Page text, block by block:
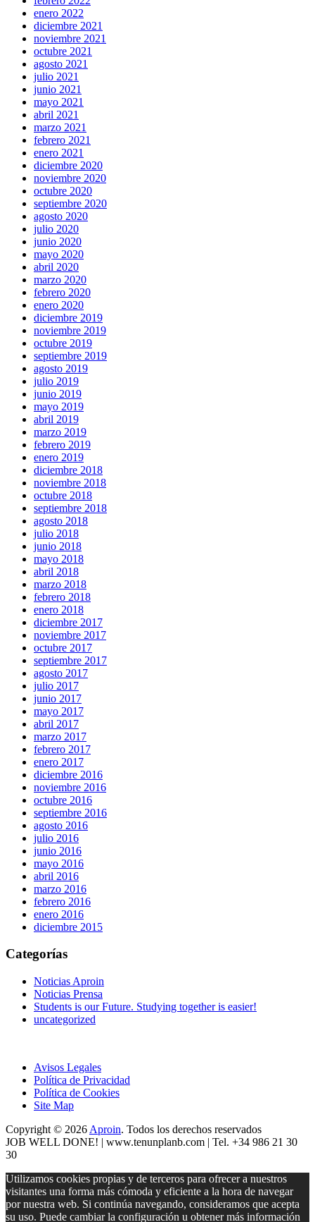
enero 2022
diciembre 2021
noviembre 2021
octubre 2021
agosto 2021
julio 2021
junio 2021
mayo 2021
abril 2021
marzo 2021
febrero 2021
enero 2021
diciembre 2020
noviembre 2020
octubre 2020
septiembre 2020
agosto 2020
julio 2020
junio 2020
mayo 2020
abril 2020
marzo 2020
febrero 2020
enero 2020
diciembre 2019
noviembre 2019
octubre 2019
septiembre 2019
agosto 2019
julio 2019
junio 2019
mayo 2019
abril 2019
marzo 2019
febrero 2019
enero 2019
diciembre 2018
noviembre 2018
octubre 2018
septiembre 2018
agosto 2018
julio 2018
junio 2018
mayo 2018
abril 2018
marzo 2018
febrero 2018
enero 2018
diciembre 2017
noviembre 2017
octubre 2017
septiembre 2017
agosto 2017
julio 2017
junio 2017
mayo 2017
abril 2017
marzo 2017
febrero 2017
enero 2017
diciembre 2016
noviembre 2016
octubre 2016
septiembre 2016
agosto 2016
julio 2016
junio 2016
mayo 2016
abril 2016
marzo 2016
febrero 2016
enero 2016
diciembre 2015
Categorías
Noticias Aproin
Noticias Prensa
Students is our Future. Studying together is easier!
uncategorized
Avisos Legales
Política de Privacidad
Política de Cookies
Site Map
Copyright © 2026 Aproin. Todos los derechos reservados
JOB WELL DONE! | www.tenunplanb.com | Tel. +34 986 21 30
30
Utilizamos cookies propias y de terceros para ofrecer a nuestros
visitantes una forma más cómoda y eficiente a la hora de navegar
por nuestra web. Si continúa navegando, consideramos que acepta
su uso. Puede cambiar la configuración u obtener más información